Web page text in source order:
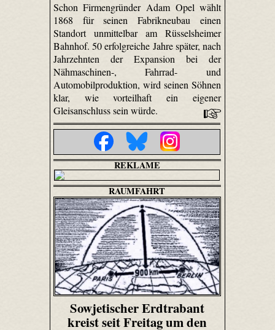
Schon Firmengründer Adam Opel wählt
1868 für seinen Fabrikneubau einen
Standort unmittelbar am Rüsselsheimer
Bahnhof. 50 erfolgreiche Jahre später, nach
Jahrzehnten der Expansion bei der
Nähmaschinen-, Fahrrad- und
Automobilproduktion, wird seinen Söhnen
klar, wie vorteilhaft ein eigener
Gleisanschluss sein würde.
REKLAME
RAUMFAHRT
Sowjetischer Erdtrabant
kreist seit Freitag um den